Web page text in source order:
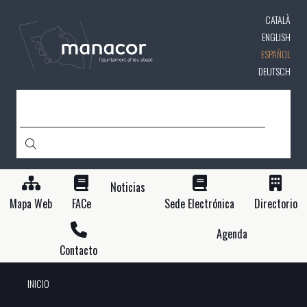
contenido
principal
CATALÀ
ENGLISH
ESPAÑOL
DEUTSCH
Mapa Web FACe
Noticias
Sede Electrónica
Directorio
Contacto
Agenda
INICIO